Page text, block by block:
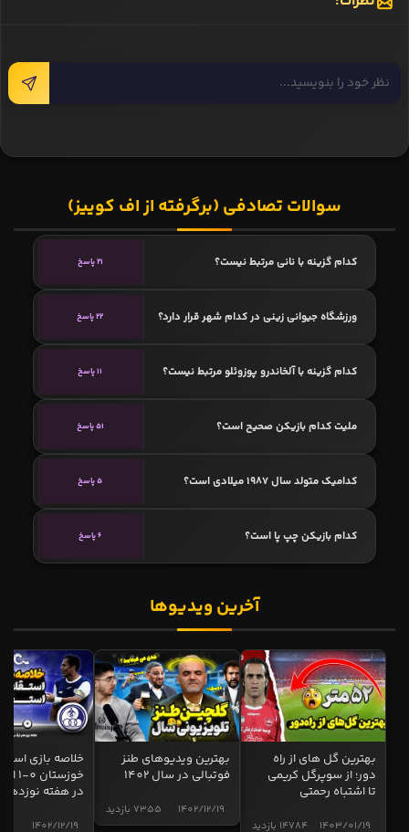
سوالات تصادفی (برگرفته از اف کوییز)
کدام گزینه با نانی مرتبط نیست؟ 21 پاسخ
ورزشگاه جیوانی زینی در کدام شهر قرار دارد؟ 22 پاسخ
کدام گزینه با آلخاندرو پوزوئلو مرتبط نیست؟ 11 پاسخ
ملیت کدام بازیکن صحیح است؟ 51 پاسخ
کدامیک متولد سال 1987 میلادی است؟ 5 پاسخ
کدام بازیکن چپ پا است؟ 6 پاسخ
آخرین ویدیوها
بهترین گل های از راه
دور؛ از سوپرگل کریمی
تا اشتباه رحمتی
14784 بازدید 1403/01/19
بهترین ویدیوهای طنز
فوتبالی در سال 1402
7355 بازدید 1402/12/19
خلاصه بازی
در هفته نوزدهم
1402/12/19